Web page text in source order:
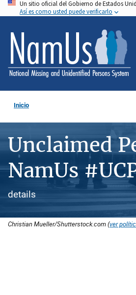
Pasar
al
contenido
principal
Un sitio oficial del Gobierno de Estados
Así es como usted puede verificarlo
Inicio
Unclaimed
NamUs
details
Christian Mueller/Shutterstock.com (ver